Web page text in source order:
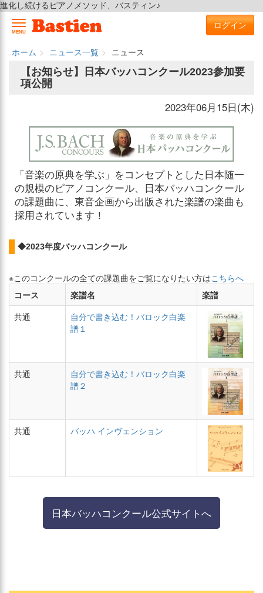
進化し続けるピアノメソッド、バスティン♪
MENU
ログイン
ホーム ニュース一覧
ニュース
【お知らせ】日本バッハコンクール2023参加要
項公開
2023年06月15日(木)
「音楽の原典を学ぶ」をコンセプトとした日本随一
の規模のピアノコンクール、日本バッハコンクール
の課題曲に、東音企画から出版された楽譜の楽曲も
採用されています！
◆2023年度バッハコンクール
※このコンクールの全ての課題曲をご覧になりたい方はこちらへ
コース
楽譜名
楽譜
共通
自分で書き込む！バロック白楽
譜１
共通
自分で書き込む！バロック白楽
譜２
共通 バッハ インヴェンション
日本バッハコンクール公式サイトへ